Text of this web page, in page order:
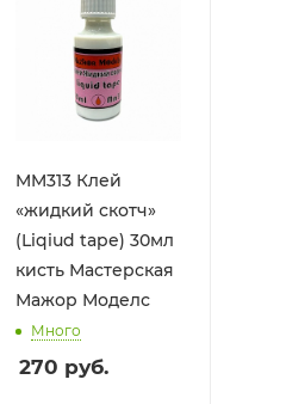
MM313 Клей
«жидкий скотч»
(Liqiud tape) 30мл
кисть Мастерская
Мажор Моделс
Много
270 руб.